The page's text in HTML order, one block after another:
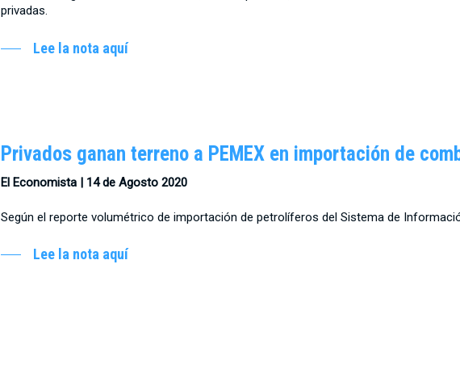
privadas.
Lee la nota aquí
Privados ganan terreno a PEMEX en importación de
El Economista | 14 de Agosto 2020
Según el reporte volumétrico de importación de petrolíferos del Sistema de
Lee la nota aquí